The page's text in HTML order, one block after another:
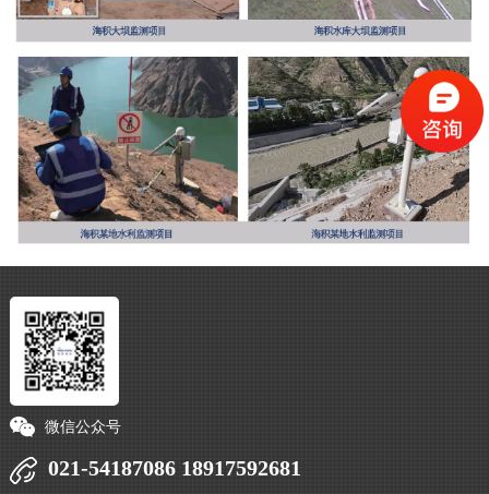
微信公众号
021-54187086 18917592681